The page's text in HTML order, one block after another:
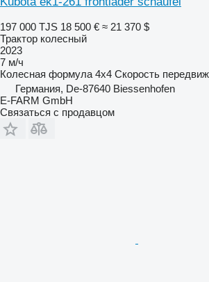
197 000 TJS 18 500 € ≈ 21 370 $
Трактор колесный
2023
7 м/ч
Колесная формула 4x4 Скорость
Германия, De-87640 Biessenhofen
E-FARM GmbH
Связаться с продавцом